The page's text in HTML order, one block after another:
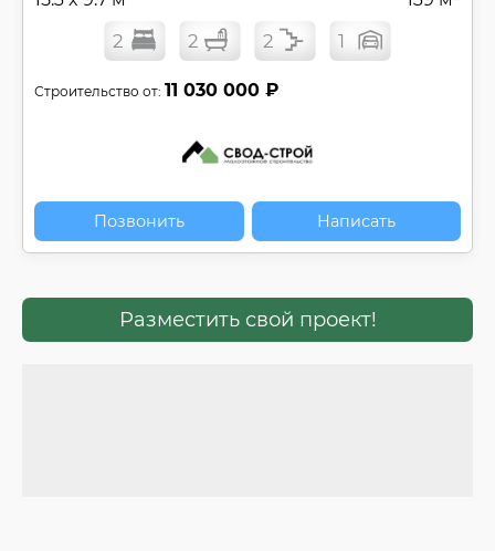
2 2 2 1
Строительство от: 11 030 000 ₽
Позвонить Написать
Разместить свой проект!